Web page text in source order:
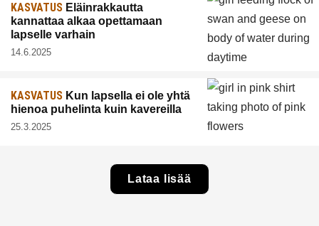
KASVATUS Eläinrakkautta
kannattaa alkaa opettamaan
lapselle varhain
14.6.2025
KASVATUS Kun lapsella ei ole yhtä
hienoa puhelinta kuin kavereilla
25.3.2025
Lataa lisää